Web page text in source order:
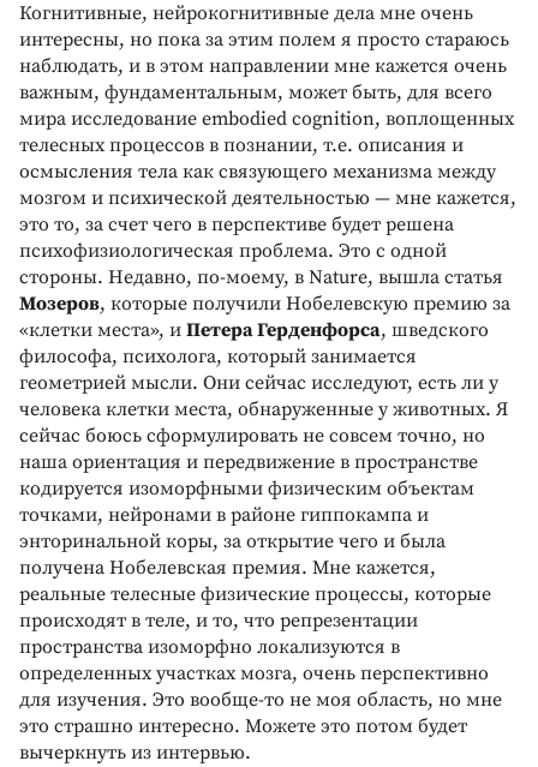
Когнитивные, нейрокогнитивные дела мне очень
интересны, но пока за этим полем я просто стараюсь
наблюдать, и в этом направлении мне кажется очень
важным, фундаментальным, может быть, для всего
мира исследование embodied cognition, воплощенных
телесных процессов в познании, т.е. описания и
осмысления тела как связующего механизма между
мозгом и психической деятельностью — мне кажется,
это то, за счет чего в перспективе будет решена
психофизиологическая проблема. Это с одной
стороны. Недавно, по-моему, в Nature, вышла статья
Мозеров, которые получили Нобелевскую премию за
«клетки места», и Петера Герденфорса, шведского
философа, психолога, который занимается
геометрией мысли. Они сейчас исследуют, есть ли у
человека клетки места, обнаруженные у животных. Я
сейчас боюсь сформулировать не совсем точно, но
наша ориентация и передвижение в пространстве
кодируется изоморфными физическим объектам
точками, нейронами в районе гиппокампа и
энторинальной коры, за открытие чего и была
получена Нобелевская премия. Мне кажется,
реальные телесные физические процессы, которые
происходят в теле, и то, что репрезентации
пространства изоморфно локализуются в
определенных участках мозга, очень перспективно
для изучения. Это вообще-то не моя область, но мне
это страшно интересно. Можете это потом будет
вычеркнуть из интервью.